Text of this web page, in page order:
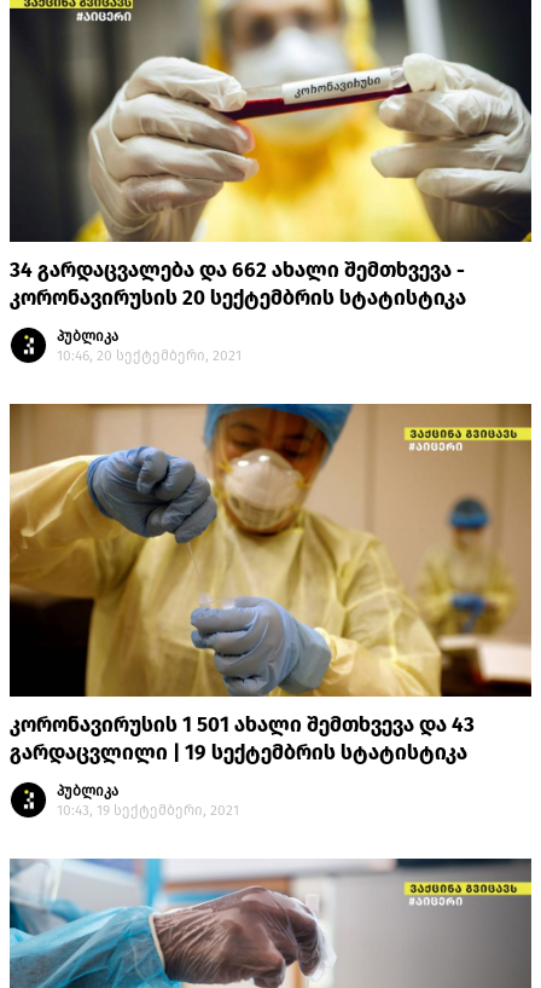
34 გარდაცვალება და 662 ახალი შემთხვევა -
კორონავირუსის 20 სექტემბრის სტატისტიკა
პუბლიკა
10:46, 20 სექტემბერი, 2021
კორონავირუსის 1 501 ახალი შემთხვევა და 43
გარდაცვლილი | 19 სექტემბრის სტატისტიკა
პუბლიკა
10:43, 19 სექტემბერი, 2021